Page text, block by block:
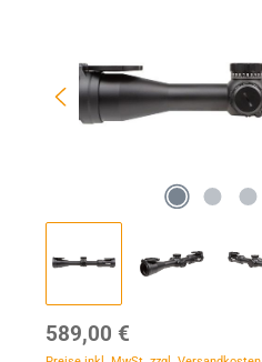
Regulärer Preis:
589,00 €